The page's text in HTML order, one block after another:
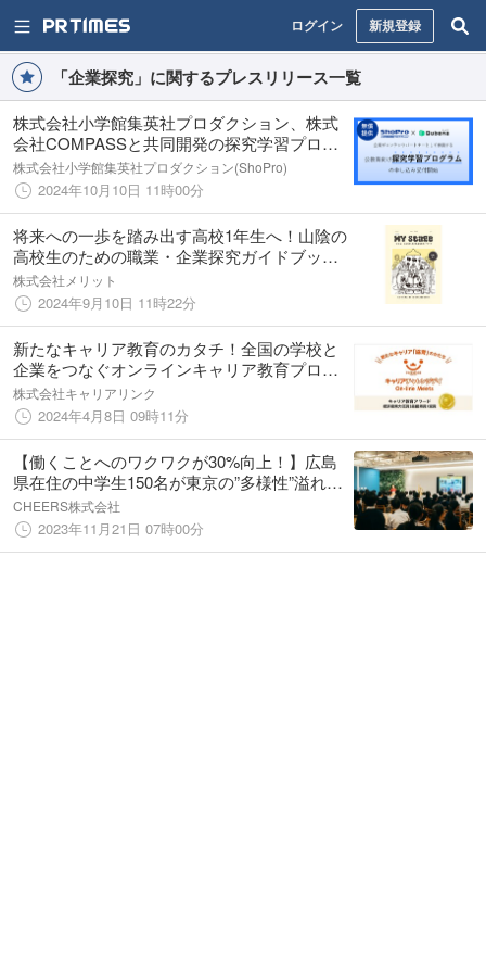
ログイン 新規登録
「企業探究」に関するプレスリリース一覧
株式会社小学館集英社プロダクション、株式
会社COMPASSと共同開発の探究学習プログ
ラムを学校・先生向けに無償提供・申し込み
受け付けを開始
株式会社小学館集英社プロダクション(ShoPro)
2024年10月10日 11時00分
将来への一歩を踏み出す高校1年生へ！山陰の
高校生のための職業・企業探究ガイドブック
「マイステージ2024」を2024年8月に創刊し
ました！
株式会社メリット
2024年9月10日 11時22分
新たなキャリア教育のカタチ！全国の学校と
企業をつなぐオンラインキャリア教育プロジ
ェクト。2024年度参画「企業」「学校」を募
集中。
株式会社キャリアリンク
2024年4月8日 09時11分
【働くことへのワクワクが30%向上！】広島
県在住の中学生150名が東京の”多様性”溢れる
大人と出会う全く新しい修学旅行プログラム
を実施
CHEERS株式会社
2023年11月21日 07時00分